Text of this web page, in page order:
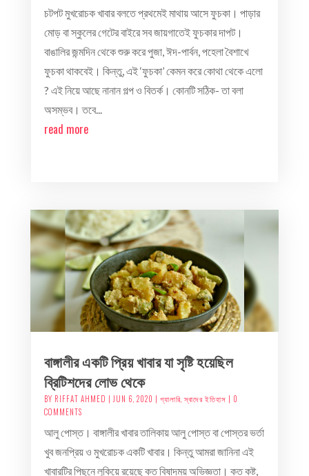
চটপট মুখরোচক খাবার বলতে প্রথমেই মাথায় আসে ফুচকা। পাড়ার
মোড় বা স্কুলের গেটের বাইরে সব জায়গাতেই ফুচকার দাপট।
বাঙালির জন্মদিন থেকে শুরু করে পুজা, ঈদ-পার্বন, পহেলা বৈশাখে
ফুচকা থাকবেই। কিন্তু, এই ‘ফুচকা’ কেমন করে কোথা থেকে এলো
? এই নিয়ে আছে নানান গল্প ও বিতর্ক। কোনটি সঠিক- তা বলা
অসম্ভব। তবে...
read more
বাঙ্গালীর একটি প্রিয় খাবার যা সৃষ্টি হয়েছিল
ব্রিটিশদের লোভ থেকে
BY RIFFAT AHMED | JUN 6, 2020 | গ্যালারি, স্বাদের ইতিহাস | 0
COMMENTS
আলু পোস্ত। বাঙ্গালীর খাবার তালিকায় আলু পোস্ত বা পোস্তর ভর্তা
খুব জনপ্রিয় ও মুখরোচক একটি খাবার। কিন্তু আমরা জানিনা এই
খাবারটির পিছনে লুকিয়ে রয়েছে কত বিষাদময় অভিজ্ঞতা। কত কষ্ট,